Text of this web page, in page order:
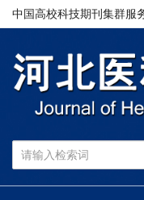
中国高校科技期刊集群服